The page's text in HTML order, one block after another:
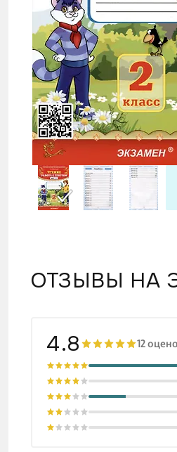
ОТЗЫВЫ НА
4.8 12